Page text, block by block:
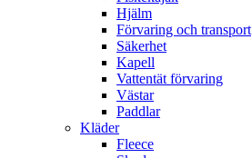
Hjälm
Förvaring och transport
Säkerhet
Kapell
Vattentät förvaring
Västar
Paddlar
Kläder
Fleece